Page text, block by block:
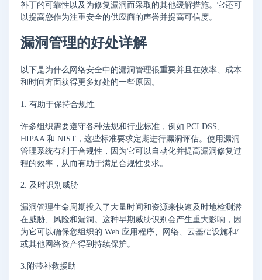
补丁的可靠性以及为修复漏洞而采取的其他缓解措施。它还可
以提高您作为注重安全的供应商的声誉并提高可信度。
漏洞管理的好处详解
以下是为什么网络安全中的漏洞管理很重要并且在效率、成本
和时间方面获得更多好处的一些原因。
1. 有助于保持合规性
许多组织需要遵守各种法规和行业标准，例如 PCI DSS、
HIPAA 和 NIST，这些标准要求定期进行漏洞评估。使用漏洞
管理系统有利于合规性，因为它可以自动化并提高漏洞修复过
程的效率，从而有助于满足合规性要求。
2. 及时识别威胁
漏洞管理生命周期投入了大量时间和资源来快速及时地检测潜
在威胁、风险和漏洞。这种早期威胁识别会产生重大影响，因
为它可以确保您组织的 Web 应用程序、网络、云基础设施和/
或其他网络资产得到持续保护。
3.附带补救援助